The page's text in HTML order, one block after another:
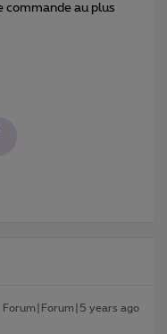
au plus
Forum|Forum|5 years ago